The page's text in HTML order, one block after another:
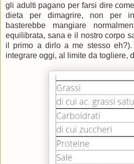
gli adulti pagano per farsi dire
dieta per dimagrire, non per
basterebbe mangiare
equilibrata, sana e il nostro corpo
il primo a dirlo a me stesso
integrare oggi, al limite da togliere,